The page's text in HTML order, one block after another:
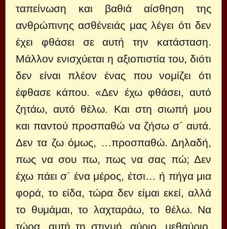
ταπείνωση και βαθιά αίσθηση της
ανθρώπινης ασθένειάς μας λέγει ότι δεν
έχει φθάσει σε αυτή την κατάσταση.
Μάλλον ενισχύεται η αξιοπιστία του, διότι
δεν είναι πλέον ένας που νομίζει ότι
έφθασε κάπου. «Δεν έχω φθάσει, αυτό
ζητάω, αυτό θέλω. Και στη σιωπή μου
και παντού προσπαθώ να ζήσω σ΄ αυτά.
Δεν τα ζω όμως, …προσπαθώ. Δηλαδή,
πως να σου πω, πως να σας πώ; Δεν
έχω πάει σ΄ ένα μέρος, έτσι… ή πήγα μια
φορά, το είδα, τώρα δεν είμαι εκεί, αλλά
το θυμάμαι, το λαχταράω, το θέλω. Να
τώρα, αυτή τη στιγμή, αύριο, μεθαύριο,